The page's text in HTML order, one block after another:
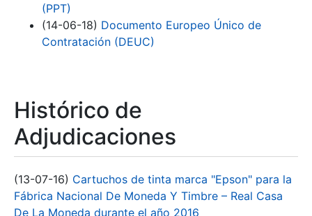
(PPT)
(14-06-18) Documento Europeo Único de
Contratación (DEUC)
Histórico de
Adjudicaciones
(13-07-16) Cartuchos de tinta marca "Epson" para la
Fábrica Nacional De Moneda Y Timbre – Real Casa
De La Moneda durante el año 2016